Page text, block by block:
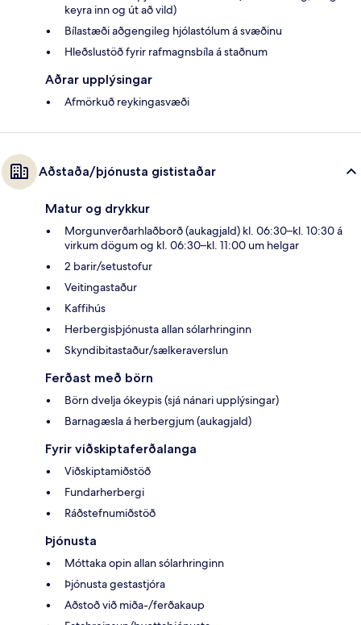
keyra inn og út að vild)
Bílastæði aðgengileg hjólastólum á svæðinu
Hleðslustöð fyrir rafmagnsbíla á staðnum
Aðrar upplýsingar
Afmörkuð reykingasvæði
Aðstaða/þjónusta gististaðar
Matur og drykkur
Morgunverðarhlaðborð (aukagjald) kl. 06:30–kl. 10:30 á
virkum dögum og kl. 06:30–kl. 11:00 um helgar
2 barir/setustofur
Veitingastaður
Kaffihús
Herbergisþjónusta allan sólarhringinn
Skyndibitastaður/sælkeraverslun
Ferðast með börn
Börn dvelja ókeypis (sjá nánari upplýsingar)
Barnagæsla á herbergjum (aukagjald)
Fyrir viðskiptaferðalanga
Viðskiptamiðstöð
Fundarherbergi
Ráðstefnumiðstöð
Þjónusta
Móttaka opin allan sólarhringinn
Þjónusta gestastjóra
Aðstoð við miða-/ferðakaup